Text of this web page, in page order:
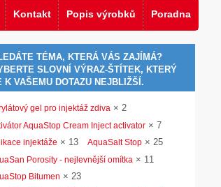
Kontakt Popis výrobků Poradna
TÉMA, KTERÁ VÁS ZAJÍMÁ?
SLOVNÍ VÝRAZ-ŠTÍTEK, KTERÝ
K VAŠEMU DOTAZU NEJBLIŽŠÍ.
gel pro injektáž zdiva × 2
AquaStop Cream Inject activator × 7
injektáže × 13 AquaSalt Stop × 25
Porosity - nejlevnější omítka × 11
Bitumen × 23